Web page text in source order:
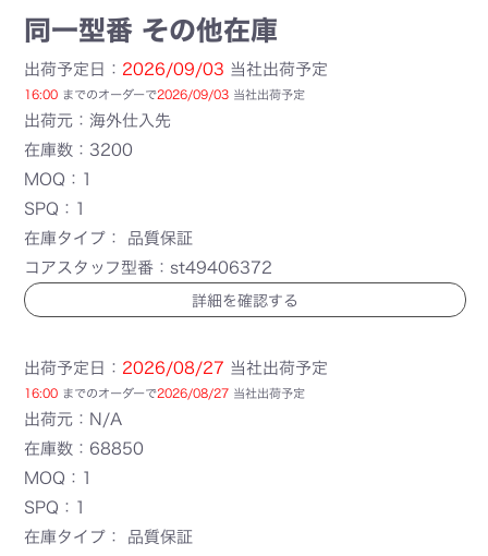
同一型番 その他在庫
出荷予定日： 2026/09/03 当社出荷予定
16:00 までのオーダーで2026/09/03 当社出荷予定
出荷元：海外仕入先
在庫数：3200
MOQ：1
SPQ：1
在庫タイプ： 品質保証
コアスタッフ型番：st49406372
詳細を確認する
出荷予定日： 2026/08/27 当社出荷予定
16:00 までのオーダーで2026/08/27 当社出荷予定
出荷元：N/A
在庫数：68850
MOQ：1
SPQ：1
在庫タイプ： 品質保証